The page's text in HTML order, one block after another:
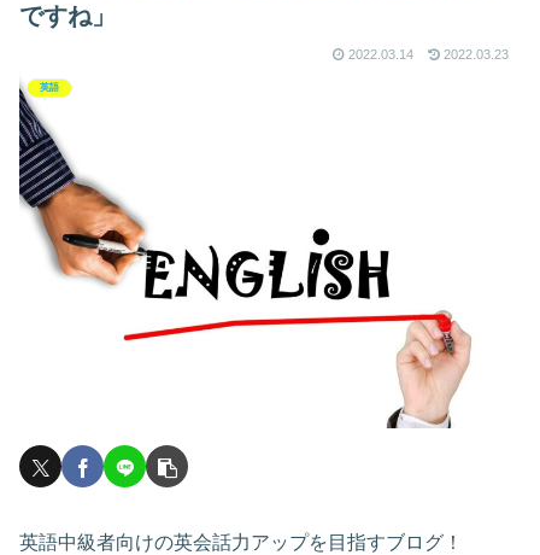
ですね」
2022.03.14 2022.03.23
英語
英語中級者向けの英会話力アップを目指すブログ！